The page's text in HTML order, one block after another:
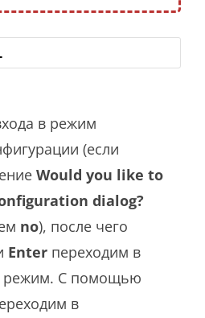
в режим
(если
Would you like to
dialog?
no), после чего
Enter переходим в
режим. С помощью
в